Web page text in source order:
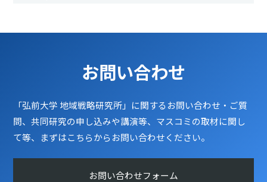
お問い合わせ
「弘前大学 地域戦略研究所」に関するお問い合わせ・ご質
問、共同研究の申し込みや講演等、マスコミの取材に関し
て等、まずはこちらからお問い合わせください。
お問い合わせフォーム